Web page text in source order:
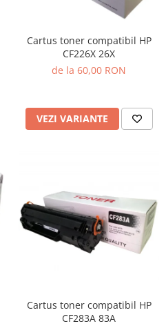
Cartus toner compatibil HP
CF226X 26X
de la 60,00 RON
VEZI VARIANTE
Cartus toner compatibil HP
CF283A 83A